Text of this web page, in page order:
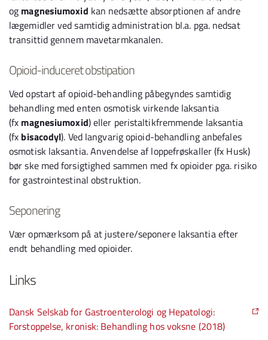
og magnesiumoxid kan nedsætte absorptionen af andre
lægemidler ved samtidig administration bl.a. pga. nedsat
transittid gennem mavetarmkanalen.
Opioid-induceret obstipation
Ved opstart af opioid-behandling påbegyndes samtidig
behandling med enten osmotisk virkende laksantia
(fx magnesiumoxid) eller peristaltikfremmende laksantia
(fx bisacodyl). Ved langvarig opioid-behandling anbefales
osmotisk laksantia. Anvendelse af loppefrøskaller (fx Husk)
bør ske med forsigtighed sammen med fx opioider pga. risiko
for gastrointestinal obstruktion.
Seponering
Vær opmærksom på at justere/seponere laksantia efter
endt behandling med opioider.
Links
Dansk Selskab for Gastroenterologi og Hepatologi:
Forstoppelse, kronisk: Behandling hos voksne (2018)